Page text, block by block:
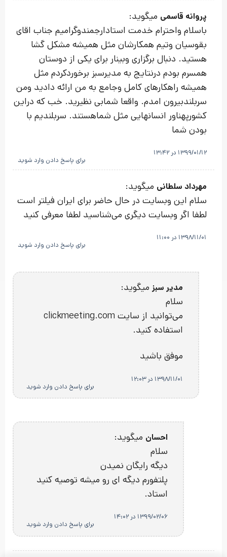
پروانه قاسمی میگوید:
باسلام واحترام خدمت استادارجمندوگرامیم جناب اقای
بقوسیان وتیم همکارشان مثل همیشه مشکل گشا
هستید. دنبال برگزاری وبینار برای یکی از دوستان
همسرم بودم درنتایج به مدیرسبز برخوردکردم مثل
همیشه راهکارهای کامل وجامع به من ارائه دادید ومن
سربلندبیرون امدم. واقعا شمابی نظیرید. خب که دراین
کشورپهناور انسانهایی مثل شماهستند. سربلندیم با
بودن شما
1399/01/12 در 13:42
برای پاسخ دادن وارد شوید
مهرداد سلطانی میگوید:
سلام این وبسایت در حال حاضر برای ایران فیلتر است
لطفا اگر وبسایت دیگری می‌شناسید لطفا معرفی کنید
1398/11/01 در 11:00
برای پاسخ دادن وارد شوید
مدیر سبز میگوید:
سلام
می‌توانید از سایت clickmeeting.com
استفاده کنید.
موفق باشید
1398/11/01 در 12:03
برای پاسخ دادن وارد شوید
احسان میگوید:
سلام
دیگه رایگان نمیدن
پلتفورم دیگه ای رو میشه توصیه کنید
استاد.
1399/02/06 در 14:02
برای پاسخ دادن وارد شوید
پیشنهاد ویژه